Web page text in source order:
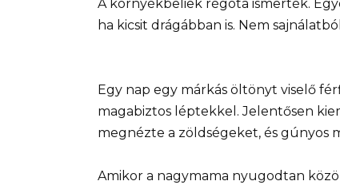
A környékbeliek régóta ismerték.
ha kicsit drágábban is. Nem
Egy nap egy márkás öltönyt viselő
magabiztos léptekkel. Jelentősen
megnézte a zöldségeket, és gúnyos
Amikor a nagymama nyugodtan